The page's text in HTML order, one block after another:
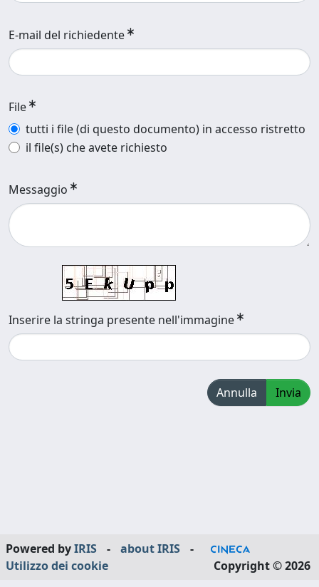
E-mail del richiedente
File
tutti i file (di questo documento) in accesso ristretto
il file(s) che avete richiesto
Messaggio
Inserire la stringa presente nell'immagine
Annulla Invia
Powered byIRIS - about IRIS
-
Utilizzo dei cookie
Copyright © 2026